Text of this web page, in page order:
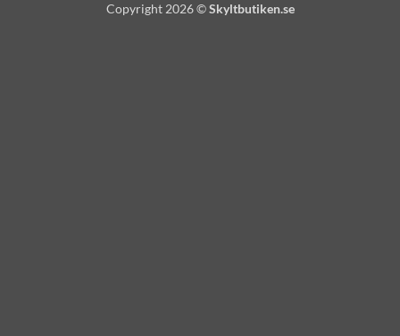
Copyright 2026 ©Skyltbutiken.se